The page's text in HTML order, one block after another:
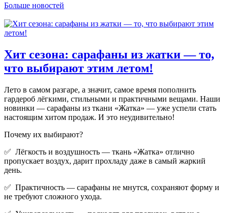
Больше новостей
Хит сезона: сарафаны из жатки — то,
что выбирают этим летом!
Лето в самом разгаре, а значит, самое время пополнить
гардероб лёгкими, стильными и практичными вещами. Наши
новинки — сарафаны из ткани «Жатка» — уже успели стать
настоящим хитом продаж. И это неудивительно!
Почему их выбирают?
✅ Лёгкость и воздушность — ткань «Жатка» отлично
пропускает воздух, дарит прохладу даже в самый жаркий
день.
✅ Практичность — сарафаны не мнутся, сохраняют форму и
не требуют сложного ухода.